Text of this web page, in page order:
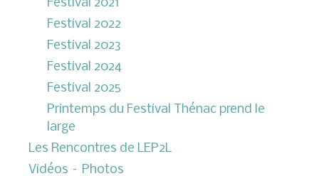
Festival 2021
Festival 2022
Festival 2023
Festival 2024
Festival 2025
Printemps du Festival Thénac prend le
large
Les Rencontres de LEP2L
Vidéos – Photos